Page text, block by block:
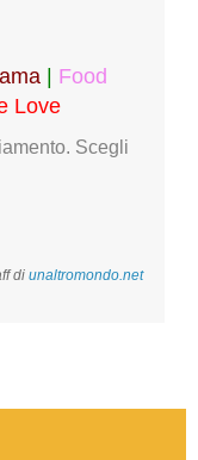
| Food
Love
Scegli
di unaltromondo.net